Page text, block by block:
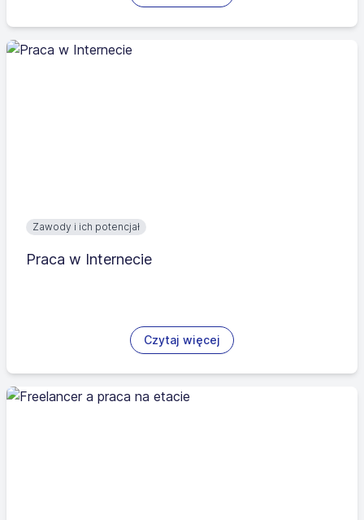
Zawody i ich potencjał
Praca w Internecie
Czytaj więcej